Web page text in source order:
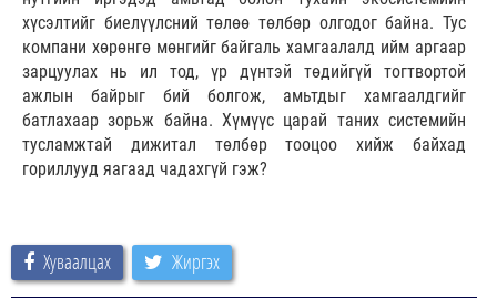
хүсэлтийг биелүүлсний төлөө төлбөр олгодог байна. Тус
компани хөрөнгө мөнгийг байгаль хамгаалалд ийм аргаар
зарцуулах нь ил тод, үр дүнтэй төдийгүй тогтвортой
ажлын байрыг бий болгож, амьтдыг хамгаалдгийг
батлахаар зорьж байна. Хүмүүс царай таних системийн
тусламжтай дижитал төлбөр тооцоо хийж байхад
гориллууд яагаад чадахгүй гэж?
Хуваалцах Жиргэх